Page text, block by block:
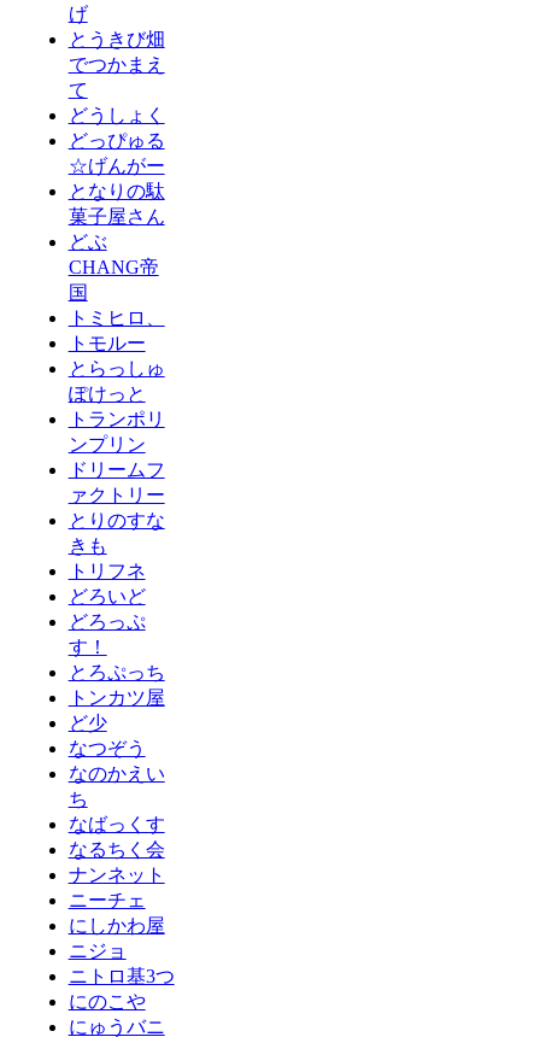
げ
とうきび畑
でつかまえ
て
どうしょく
どっぴゅる
☆げんがー
となりの駄
菓子屋さん
どぶ
CHANG帝
国
トミヒロ、
トモルー
とらっしゅ
ぽけっと
トランポリ
ンプリン
ドリームフ
ァクトリー
とりのすな
きも
トリフネ
どろいど
どろっぷ
す！
とろぷっち
トンカツ屋
ど少
なつぞう
なのかえい
ち
なばっくす
なるちく会
ナンネット
ニーチェ
にしかわ屋
ニジョ
ニトロ基3つ
にのこや
にゅうバニ